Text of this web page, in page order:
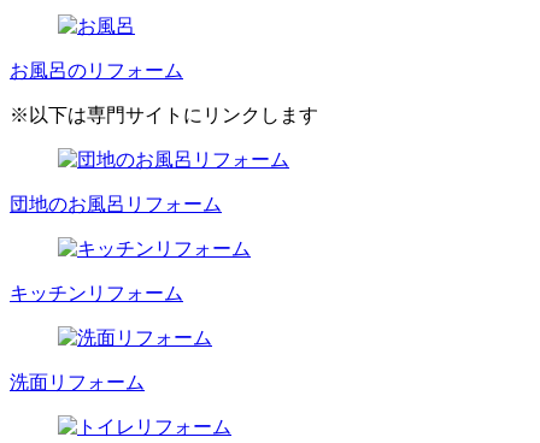
お風呂のリフォーム
※以下は専門サイトにリンクします
団地のお風呂リフォーム
キッチンリフォーム
洗面リフォーム